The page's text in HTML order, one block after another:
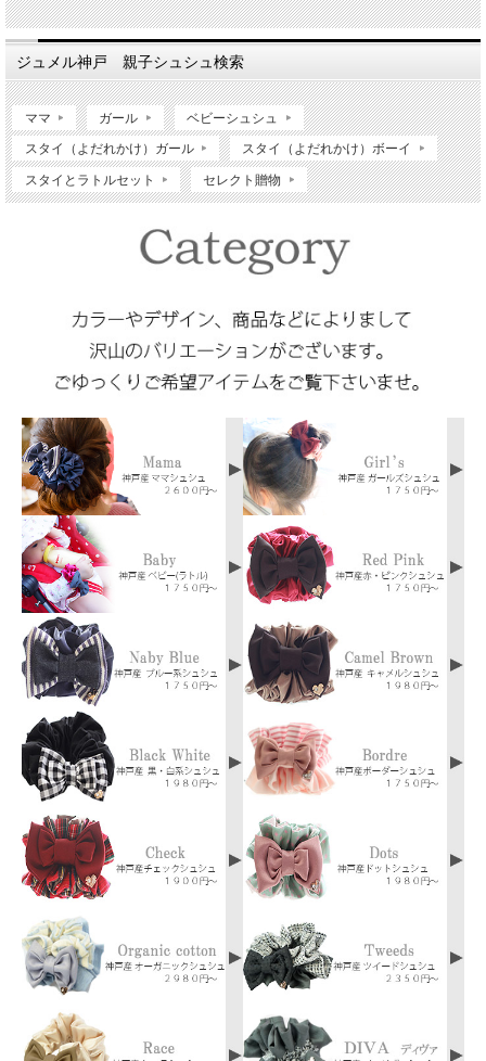
出産祝いやちょっとした贈物としても可愛く素敵です。
素材
表生地：綿100％
裏生地：綿100%
リボン：ポリエステル
※洗濯機・乾燥機不可・手洗いのみ
サイズ
直径：約21cm
前：約11cm/後：約7cm
首回り：約30～33cm
推奨年齢：生後すぐ～2歳まで 製造国：神戸（日本）
ジュメル神戸 親子シュシュ検索
ママ ガール ベビーシュシュ
スタイ（よだれかけ）ガール スタイ（よだれかけ）ボーイ
スタイとラトルセット セレクト贈物